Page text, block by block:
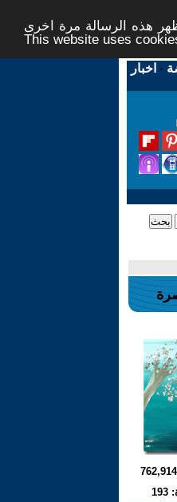
هذه الرسالة مرة اخرى -
This website uses
- اخبار